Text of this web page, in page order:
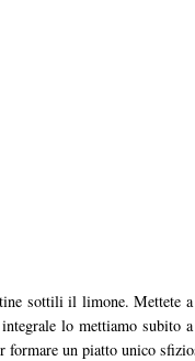
sottili il limone. Mettete
lo mettiamo
formare un piatto unico